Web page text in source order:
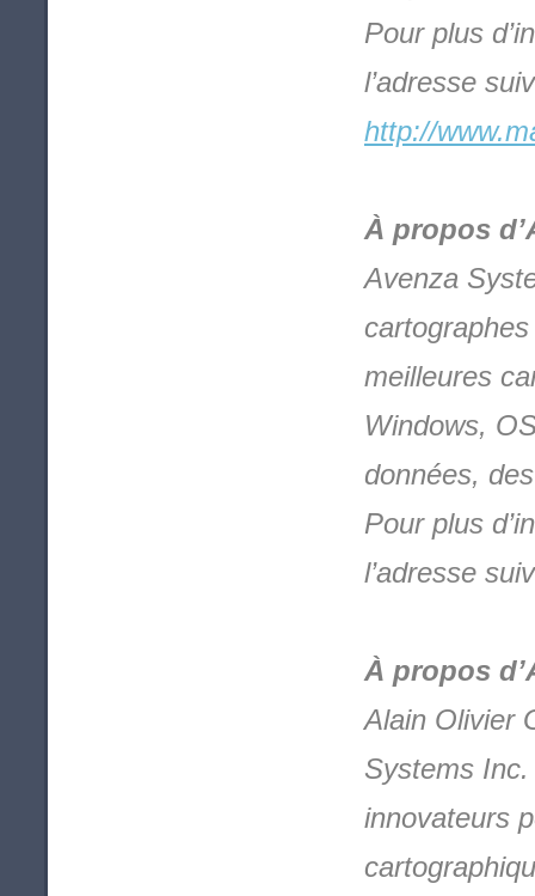
Pour plus
l’adresse
http://
À propos
Avenza
meilleures
Windows,
données,
Pour plus
l’adresse
À propos
Alain Olivier
Systems
innovateurs